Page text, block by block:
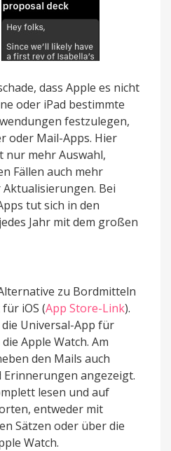
dass Apple es nicht
oder iPad bestimmte
festzulegen,
oder Mail-Apps. Hier
nur mehr Auswahl,
Fällen auch mehr
Bei
tut sich in den
Jahr mit dem großen
zu Bordmitteln
iOS (App Store-Link).
Universal-App für
Apple Watch. Am
den Mails auch
angezeigt.
lesen und auf
entweder mit
Sätzen oder über die
Watch.